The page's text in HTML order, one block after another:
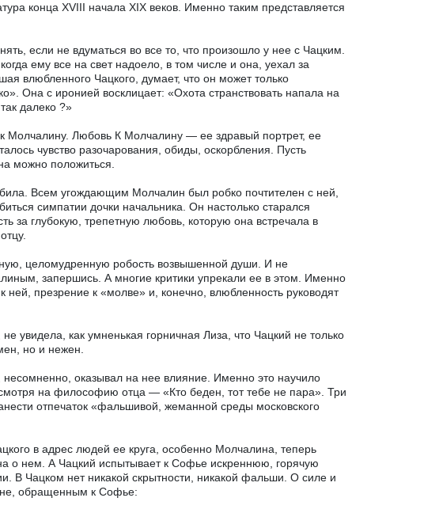
конца XVIII начала XIX веков. Именно таким представляется
если не вдуматься во все то, что произошло у нее с Чацким.
ему все на свет надоело, в том числе и она, уехал за
влюбленного Чацкого, думает, что он может только
Она с иронией восклицает: «Охота странствовать напала на
далеко ?»
Молчалину. Любовь К Молчалину — ее здравый портрет, ее
чувство разочарования, обиды, оскорбления. Пусть
можно положиться.
Всем угождающим Молчалин был робко почтителен с ней,
симпатии дочки начальника. Он настолько старался
за глубокую, трепетную любовь, которую она встречала в
целомудренную робость возвышенной души. И не
запершись. А многие критики упрекали ее в этом. Именно
презрение к «молве» и, конечно, влюбленность руководят
увидела, как умненькая горничная Лиза, что Чацкий не только
но и нежен.
оказывал на нее влияние. Именно это научило
на философию отца — «Кто беден, тот тебе не пара». Три
отпечаток «фальшивой, жеманной среды московского
в адрес людей ее круга, особенно Молчалина, теперь
о нем. А Чацкий испытывает к Софье искреннюю, горячую
В Чацком нет никакой скрытности, никакой фальши. О силе и
обращенным к Софье: